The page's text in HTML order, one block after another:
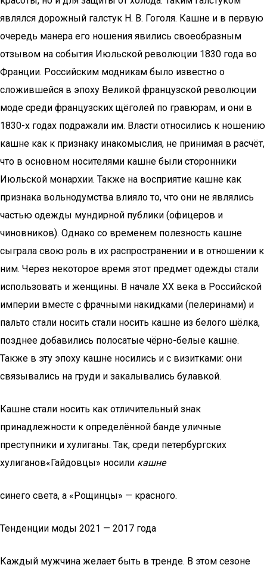
являлся дорожный галстук Н. В. Гоголя. Кашне и в первую
очередь манера его ношения явились своеобразным
отзывом на события Июльской революции 1830 года во
Франции. Российским модникам было известно о
сложившейся в эпоху Великой французской революции
моде среди французских щёголей по гравюрам, и они в
1830-х годах подражали им. Власти относились к ношению
кашне как к признаку инакомыслия, не принимая в расчёт,
что в основном носителями кашне были сторонники
Июльской монархии. Также на восприятие кашне как
признака вольнодумства влияло то, что они не являлись
частью одежды мундирной публики (офицеров и
чиновников). Однако со временем полезность кашне
сыграла свою роль в их распространении и в отношении к
ним. Через некоторое время этот предмет одежды стали
использовать и женщины. В начале XX века в Российской
империи вместе с фрачными накидками (пелеринами) и
пальто стали носить стали носить кашне из белого шёлка,
позднее добавились полосатые чёрно-белые кашне.
Также в эту эпоху кашне носились и с визитками: они
связывались на груди и закалывались булавкой.
Кашне стали носить как отличительный знак
принадлежности к определённой банде уличные
преступники и хулиганы. Так, среди петербургских
хулиганов«Гайдовцы» носили кашне
синего света, а «Рощинцы» — красного.
Тенденции моды 2021 — 2017 года
Каждый мужчина желает быть в тренде. В этом сезоне